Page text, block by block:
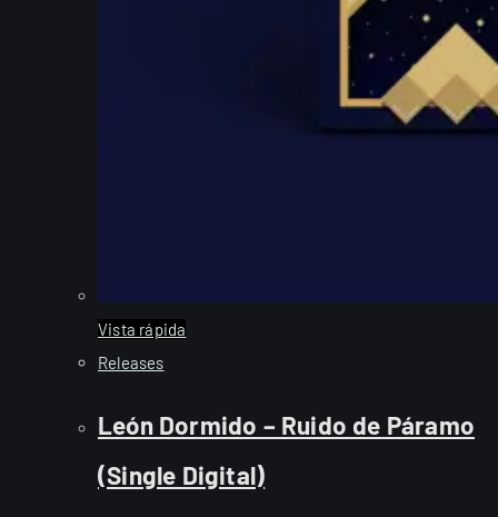
Vista rápida
Releases
León Dormido – Ruido de Páramo
(Single Digital)